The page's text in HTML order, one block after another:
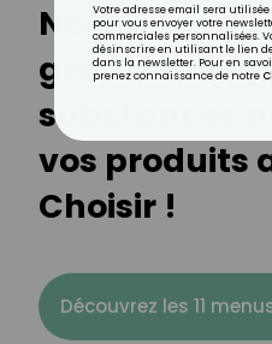
Nouvelle
gratuite :
substances
vos produits
Choisir !
Découvrez les 11
Votre adresse email sera
pour vous envoyer votre
commerciales personnalisées.
désinscrire en utilisant le lien
dans la newsletter. Pour en
prenez connaissance de notre